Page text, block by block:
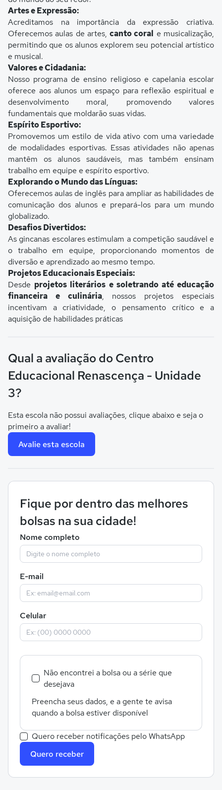
Artes e Expressão:
Acreditamos na importância da expressão criativa.
Oferecemos aulas de artes,canto coral e musicalização,
permitindo que os alunos explorem seu potencial artístico
e musical.
Valores e Cidadania:
Nosso programa de ensino religioso e capelania escolar
oferece aos alunos um espaço para reflexão espiritual e
desenvolvimento moral, promovendo valores
fundamentais que moldarão suas vidas.
Espírito Esportivo:
Promovemos um estilo de vida ativo com uma variedade
de modalidades esportivas. Essas atividades não apenas
mantêm os alunos saudáveis, mas também ensinam
trabalho em equipe e espírito esportivo.
Explorando o Mundo das Línguas:
Oferecemos aulas de inglês para ampliar as habilidades de
comunicação dos alunos e prepará-los para um mundo
globalizado.
Desafios Divertidos:
As gincanas escolares estimulam a competição saudável e
o trabalho em equipe, proporcionando momentos de
diversão e aprendizado ao mesmo tempo.
Projetos Educacionais Especiais:
Desde projetos literários e soletrando até educação
financeira e culinária, nossos projetos especiais
incentivam a criatividade, o pensamento crítico e a
aquisição de habilidades práticas
Qual a avaliação do Centro
Educacional Renascença - Unidade
3?
Esta escola não possui avaliações, clique abaixo e seja o
primeiro a avaliar!
Avalie esta escola
Fique por dentro das melhores
bolsas na sua cidade!
Nome completo
E-mail
Celular
Não encontrei a bolsa ou a série que
desejava
Preencha seus dados, e a gente te avisa
quando a bolsa estiver disponível
Quero receber notificações pelo WhatsApp
Quero receber